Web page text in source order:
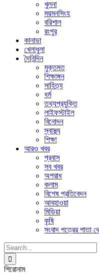
খুলনা
ময়মনসিংহ
বরিশাল
রংপুর
কানাডা
খেলাধুলা
দৈনিন্দিন
মুক্তমত
শিক্ষাঙ্গন
সাহিত্য
ধর্ম
তথ্যপ্রযুক্তি
লাইফস্টাইল
বিনোদন
স্বাস্থ্য
শিক্ষা
আরও খবর
প্রবাস
সব খবর
অপরাধ
কলাম
বিশেষ প্রতিবেদন
আবহাওয়া
মিডিয়া
কৃষি
সংবাদ পত্রের পাতা
Search
for:
শিরোনাম